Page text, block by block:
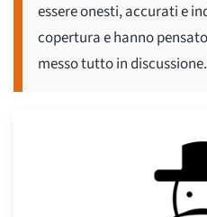
essere onesti, accurati e
copertura e hanno
messo tutto in